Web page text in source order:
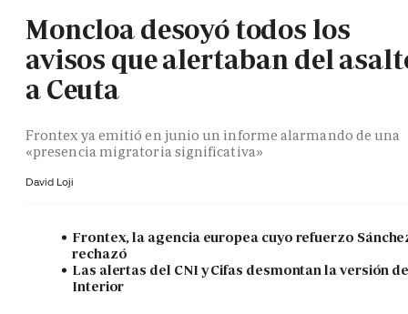
Moncloa desoyó todos los
avisos que alertaban del
a Ceuta
Frontex ya emitió en junio un informe alarmando de una
«presencia migratoria significativa»
David Loji
Frontex, la agencia europea cuyo refuerzo
rechazó
Las alertas del CNI y Cifas desmontan la versión
Interior